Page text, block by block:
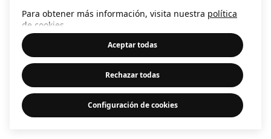
Para obtener más información, visita nuestra política
de cookies
Aceptar todas
Rechazar todas
Configuración de cookies